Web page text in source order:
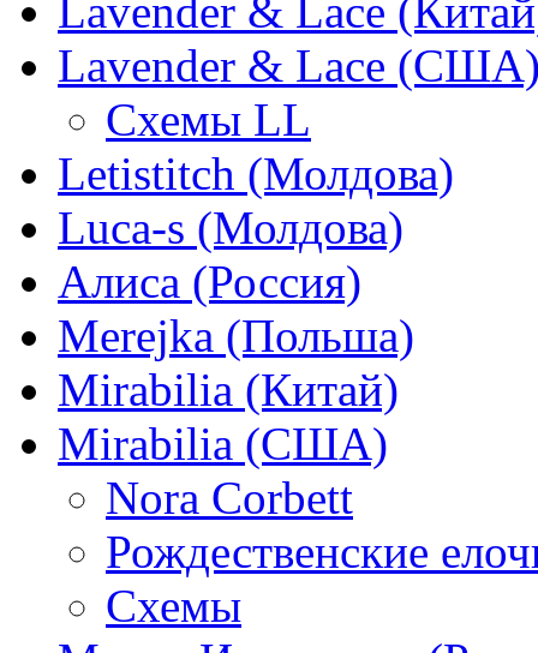
Lavender & Lace
Lavender & Lace
Схемы LL
Letistitch (Молдова)
Luca-s (Молдова)
Алиса (Россия)
Merejka (Польша)
Mirabilia (Китай)
Mirabilia (США)
Nora Corbett
Рождественские
Схемы